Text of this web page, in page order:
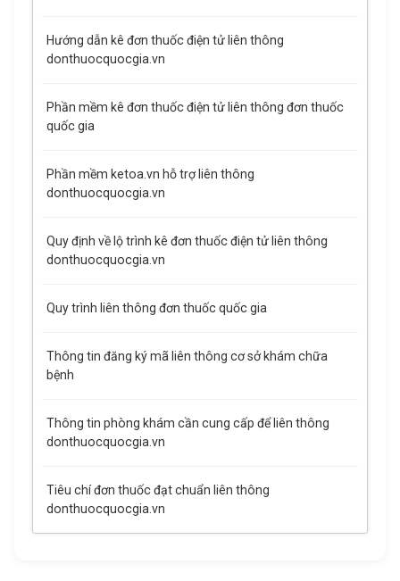
Hướng dẫn kê đơn thuốc điện tử liên thông
donthuocquocgia.vn
Phần mềm kê đơn thuốc điện tử liên thông đơn thuốc
quốc gia
Phần mềm ketoa.vn hỗ trợ liên thông
donthuocquocgia.vn
Quy định về lộ trình kê đơn thuốc điện tử liên thông
donthuocquocgia.vn
Quy trình liên thông đơn thuốc quốc gia
Thông tin đăng ký mã liên thông cơ sở khám chữa
bệnh
Thông tin phòng khám cần cung cấp để liên thông
donthuocquocgia.vn
Tiêu chí đơn thuốc đạt chuẩn liên thông
donthuocquocgia.vn